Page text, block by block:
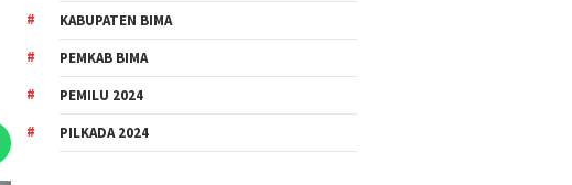
KABUPATEN BIMA
PEMKAB BIMA
PEMILU 2024
PILKADA 2024